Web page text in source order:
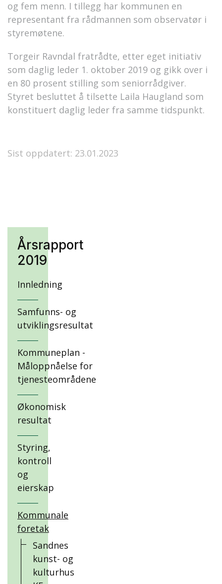
Årsrapport
2019
Innledning
Samfunns- og
utviklingsresultat
Kommuneplan -
Måloppnåelse for
tjenesteområdene
Økonomisk
resultat
Styring,
kontroll
og
eierskap
Kommunale
foretak
Sandnes
kunst- og
kulturhus
og fem menn. I tillegg har kommunen en
representant fra rådmannen som observatør i
styremøtene.
Torgeir Ravndal fratrådte, etter eget initiativ
som daglig leder 1. oktober 2019 og gikk over i
en 80 prosent stilling som seniorrådgiver.
Styret besluttet å tilsette Laila Haugland som
konstituert daglig leder fra samme tidspunkt.
Sist oppdatert: 23.01.2023